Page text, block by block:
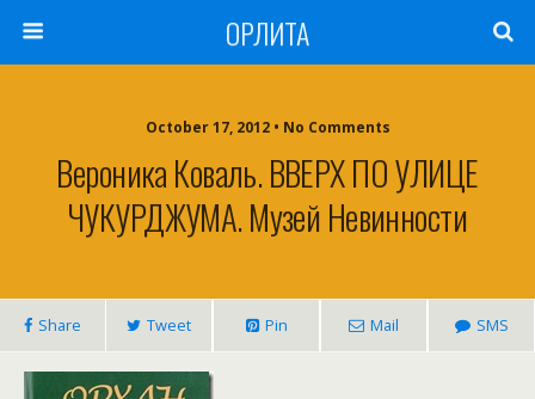
ОРЛИТА
October 17, 2012 • No Comments
Вероника Коваль. ВВЕРХ ПО УЛИЦЕ
ЧУКУРДЖУМА. Музей Невинности
Share Tweet Pin Mail SMS